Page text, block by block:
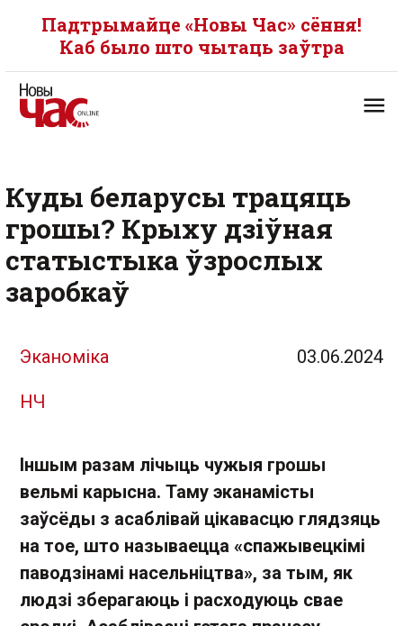
Падтрымайце «Новы Час» сёння!
Каб было што чытаць заўтра
Куды беларусы трацяць
грошы? Крыху дзіўная
статыстыка ўзрослых
заробкаў
Эканоміка 03.06.2024
НЧ
Іншым разам лічыць чужыя грошы
вельмі карысна. Таму эканамісты
заўсёды з асаблівай цікавасцю глядзяць
на тое, што называецца «спажывецкімі
паводзінамі насельніцтва», за тым, як
людзі зберагаюць і расходуюць свае